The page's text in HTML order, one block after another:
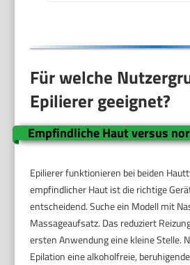
Für welche
Epilierer geeignet?
Empfindliche Haut versus
Epilierer funktionieren bei beiden
empfindlicher Haut ist die richtige
entscheidend. Suche ein Modell mit
Massageaufsatz. Das reduziert
ersten Anwendung eine kleine Stelle.
Epilation eine alkoholfreie,